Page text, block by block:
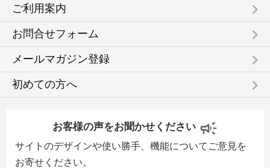
ご利用案内 keyboard_arrow_right
お問合せフォーム keyboard_arrow_right
メールマガジン登録 keyboard_arrow_right
初めての方へ keyboard_arrow_right
お客様の声をお聞かせください
サイトのデザインや使い勝手、機能についてご意見を
お寄せください。